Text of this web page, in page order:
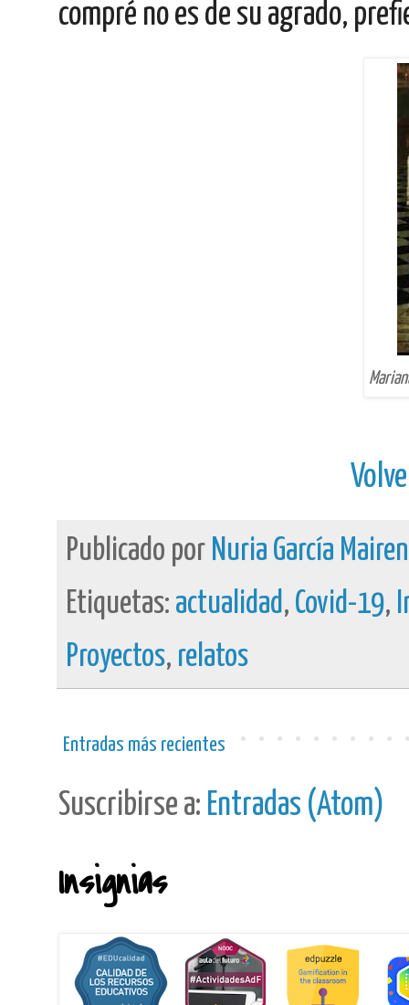
compré no es de su agrado,
Publicado por Nuria García
Etiquetas: actualidad, Covid-19,
Proyectos, relatos
Entradas más recientes
Suscribirse a: Entradas (Atom)
Insignias